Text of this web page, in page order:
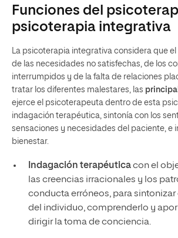
Funciones del
psicoterapia integrativa
La psicoterapia integrativa considera que
de las necesidades no satisfechas, de los
interrumpidos y de la falta de relaciones
tratar los diferentes malestares, las
ejerce el psicoterapeuta dentro de esta
indagación terapéutica, sintonía con los
sensaciones y necesidades del paciente, e
bienestar.
Indagación terapéuticacon el
las creencias irracionales y los
conducta erróneos, para
del individuo, comprenderlo y
dirigir la toma de conciencia.